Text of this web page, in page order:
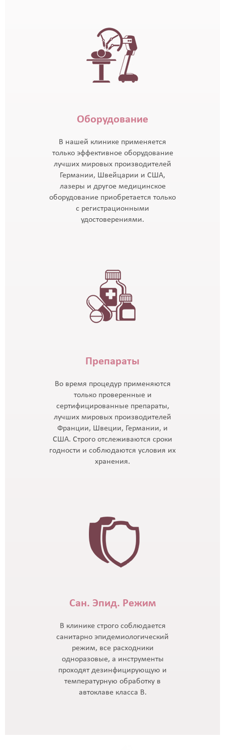
Оборудование
В нашей клинике применяется
только эффективное оборудование
лучших мировых производителей
Германии, Швейцарии и США,
лазеры и другое медицинское
оборудование приобретается только
с регистрационными
удостоверениями.
Препараты
Во время процедур применяются
только проверенные и
сертифицированные препараты,
лучших мировых производителей
Франции, Швеции, Германии, и
США. Строго отслеживаются сроки
годности и соблюдаются условия их
хранения.
Сан. Эпид. Режим
В клинике строго соблюдается
санитарно эпидемиологический
режим, все расходники
одноразовые, а инструменты
проходят дезинфицирующую и
температурную обработку в
автоклаве класса В.